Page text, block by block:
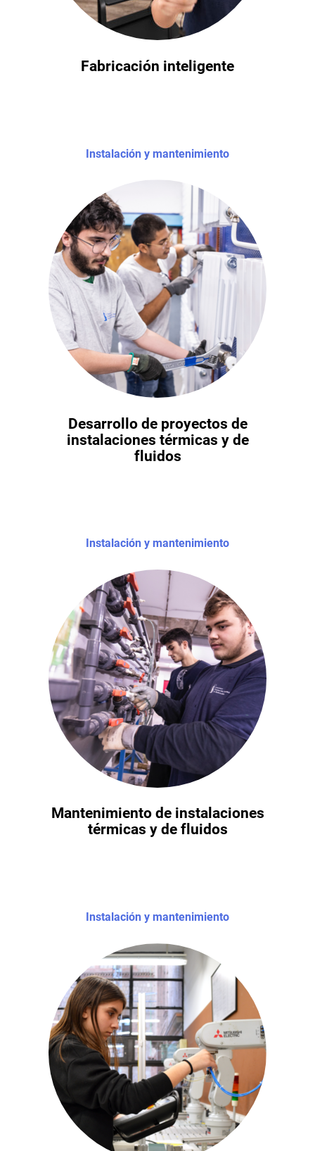
Fabricación inteligente
Desarrollo de proyectos de
instalaciones térmicas y de
fluidos
Instalación y mantenimiento
Mantenimiento de instalaciones
térmicas y de fluidos
Instalación y mantenimiento
Instalación y mantenimiento